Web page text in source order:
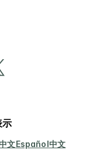
示
文Español中文